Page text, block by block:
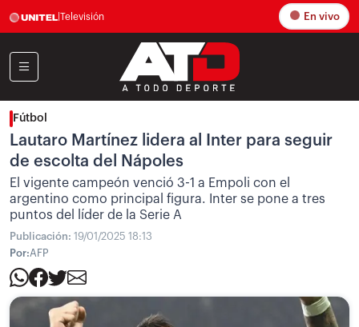
Televisión En vivo
Fútbol
Lautaro Martínez lidera al Inter para seguir
de escolta del Nápoles
El vigente campeón venció 3-1 a Empoli con el
argentino como principal figura. Inter se pone a tres
puntos del líder de la Serie A
Publicación: 19/01/2025 18:13
Por:AFP